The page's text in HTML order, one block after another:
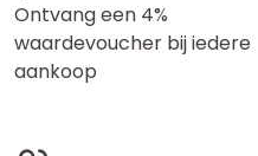
Ontvang een 4%
waardevoucher bij iedere
aankoop